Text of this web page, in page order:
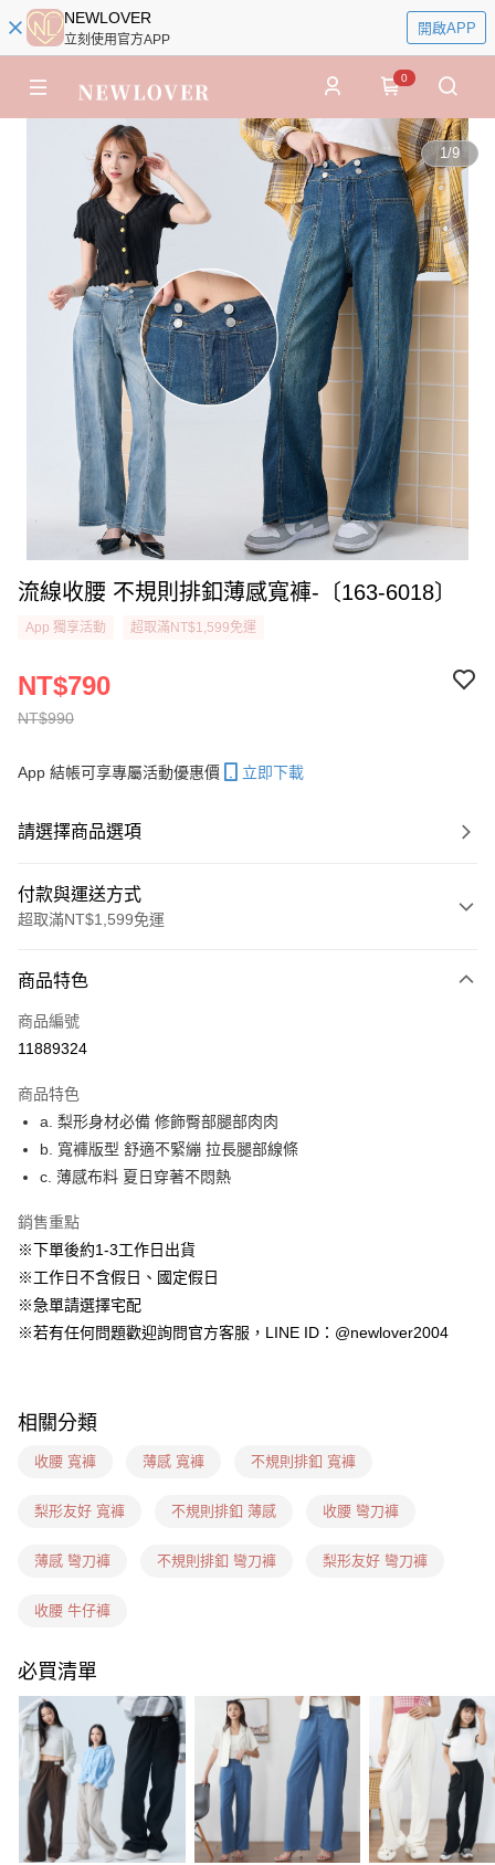
NEWLOVER
立刻使用官方APP
開啟APP
0
1/9
流線收腰 不規則排釦薄感寬褲-〔163-6018〕
App 獨享活動 超取滿NT$1,599免運
NT$990
NT$790
App 結帳可享專屬活動優惠價 立即下載
請選擇商品選項
付款與運送方式
超取滿NT$1,599免運
信用卡一次付款
超商取貨付款
ATM付款
貨到付款
運送方式
貨到付款
每筆NT$60，滿NT$1,599(含以上)免運費
全家(信用卡、多元支付)
每筆NT$60，滿NT$1,599(含以上)免運費
7-11(信用卡、多元支付)
每筆NT$100，滿NT$1,899(含以上)免運費
新竹物流(信用卡、多元支付)
宅配(貨到付款)
每筆NT$100，滿NT$1,899(含以上)免運費
商品特色
商品編號
11889324
商品特色
a. 梨形身材必備 修飾臀部腿部肉肉
b. 寬褲版型 舒適不緊繃 拉長腿部線條
c. 薄感布料 夏日穿著不悶熱
銷售重點
※下單後約1-3工作日出貨
※工作日不含假日、國定假日
※急單請選擇宅配
※若有任何問題歡迎詢問官方客服，LINE ID：@newlover2004
相關分類
收腰 寬褲 薄感 寬褲 不規則排釦 寬褲
梨形友好 寬褲 不規則排釦 薄感 收腰 彎刀褲
薄感 彎刀褲 不規則排釦 彎刀褲 梨形友好 彎刀褲
收腰 牛仔褲
必買清單